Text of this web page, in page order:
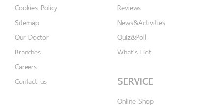
Cookies Policy
Sitemap
Our Doctor
Branches
Careers
Contact us
Reviews
News&Activities
Quiz&Poll
What's Hot
SERVICE
Online Shop